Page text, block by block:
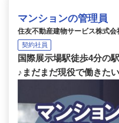
マンションの管理員
住友不動産建物サービス株式
契約社員
国際展示場駅徒歩4分の
♪まだまだ現役で働きた